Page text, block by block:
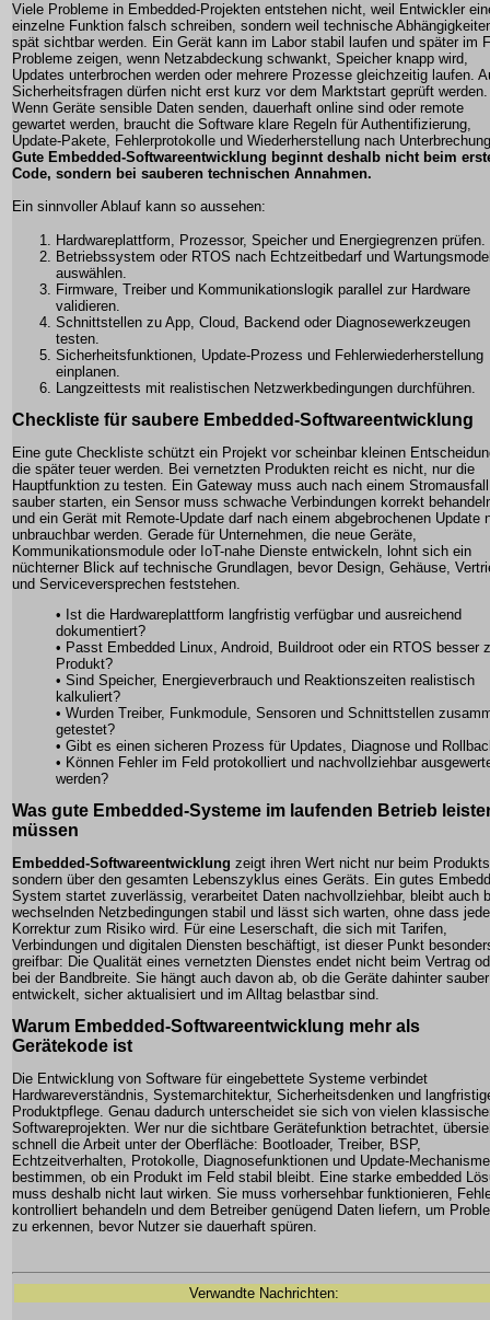
Viele Probleme in Embedded-Projekten entstehen nicht, weil Entwickler
einzelne Funktion falsch schreiben, sondern weil technische
spät sichtbar werden. Ein Gerät kann im Labor stabil laufen und später im
Probleme zeigen, wenn Netzabdeckung schwankt, Speicher knapp wird,
Updates unterbrochen werden oder mehrere Prozesse gleichzeitig laufen.
Sicherheitsfragen dürfen nicht erst kurz vor dem Marktstart geprüft werden.
Wenn Geräte sensible Daten senden, dauerhaft online sind oder remote
gewartet werden, braucht die Software klare Regeln für Authentifizierung,
Update-Pakete, Fehlerprotokolle und Wiederherstellung nach
Gute Embedded-Softwareentwicklung beginnt deshalb nicht beim
Code, sondern bei sauberen technischen Annahmen.
Ein sinnvoller Ablauf kann so aussehen:
Hardwareplattform, Prozessor, Speicher und Energiegrenzen prüfen.
Betriebssystem oder RTOS nach Echtzeitbedarf und
auswählen.
Firmware, Treiber und Kommunikationslogik parallel zur Hardware
validieren.
Schnittstellen zu App, Cloud, Backend oder Diagnosewerkzeugen
testen.
Sicherheitsfunktionen, Update-Prozess und Fehlerwiederherstellung
einplanen.
Langzeittests mit realistischen Netzwerkbedingungen durchführen.
Checkliste für saubere Embedded-Softwareentwicklung
Eine gute Checkliste schützt ein Projekt vor scheinbar kleinen
die später teuer werden. Bei vernetzten Produkten reicht es nicht, nur die
Hauptfunktion zu testen. Ein Gateway muss auch nach einem Stromausfall
sauber starten, ein Sensor muss schwache Verbindungen korrekt
und ein Gerät mit Remote-Update darf nach einem abgebrochenen Update
unbrauchbar werden. Gerade für Unternehmen, die neue Geräte,
Kommunikationsmodule oder IoT-nahe Dienste entwickeln, lohnt sich ein
nüchterner Blick auf technische Grundlagen, bevor Design, Gehäuse,
und Serviceversprechen feststehen.
• Ist die Hardwareplattform langfristig verfügbar und ausreichend
dokumentiert?
• Passt Embedded Linux, Android, Buildroot oder ein RTOS besser
Produkt?
• Sind Speicher, Energieverbrauch und Reaktionszeiten realistisch
kalkuliert?
• Wurden Treiber, Funkmodule, Sensoren und Schnittstellen
getestet?
• Gibt es einen sicheren Prozess für Updates, Diagnose und
• Können Fehler im Feld protokolliert und nachvollziehbar
werden?
Was gute Embedded-Systeme im laufenden Betrieb
müssen
Embedded-Softwareentwicklung zeigt ihren Wert nicht nur beim
sondern über den gesamten Lebenszyklus eines Geräts. Ein gutes
System startet zuverlässig, verarbeitet Daten nachvollziehbar, bleibt auch
wechselnden Netzbedingungen stabil und lässt sich warten, ohne dass jede
Korrektur zum Risiko wird. Für eine Leserschaft, die sich mit Tarifen,
Verbindungen und digitalen Diensten beschäftigt, ist dieser Punkt
greifbar: Die Qualität eines vernetzten Dienstes endet nicht beim Vertrag
bei der Bandbreite. Sie hängt auch davon ab, ob die Geräte dahinter sauber
entwickelt, sicher aktualisiert und im Alltag belastbar sind.
Warum Embedded-Softwareentwicklung mehr als
Gerätekode ist
Die Entwicklung von Software für eingebettete Systeme verbindet
Hardwareverständnis, Systemarchitektur, Sicherheitsdenken und
Produktpflege. Genau dadurch unterscheidet sie sich von vielen
Softwareprojekten. Wer nur die sichtbare Gerätefunktion betrachtet,
schnell die Arbeit unter der Oberfläche: Bootloader, Treiber, BSP,
Echtzeitverhalten, Protokolle, Diagnosefunktionen und Update-
bestimmen, ob ein Produkt im Feld stabil bleibt. Eine starke embedded
muss deshalb nicht laut wirken. Sie muss vorhersehbar funktionieren,
kontrolliert behandeln und dem Betreiber genügend Daten liefern, um
zu erkennen, bevor Nutzer sie dauerhaft spüren.
Verwandte Nachrichten: